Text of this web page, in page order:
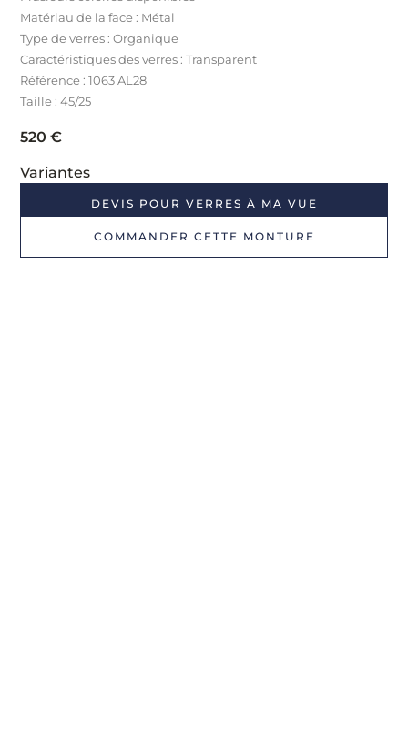
Matériau de la face : Métal
Type de verres : Organique
Caractéristiques des verres : Transparent
Référence : 1063 AL28
Taille : 45/25
520€
Variantes
DEVIS POUR VERRES À MA VUE
COMMANDER CETTE MONTURE